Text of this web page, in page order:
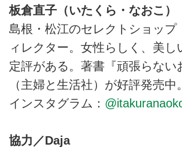
板倉直子（いたくら・なおこ）
島根・松江のセレクトショップ
ィレクター。女性らしく、美し
定評がある。著書『頑張らない
（主婦と生活社）が好評発売中。
インスタグラム：
協力／Daja